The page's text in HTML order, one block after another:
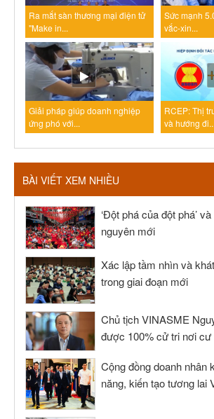
Ra mắt sàn thương mại điện tử
"Make in...
Sức mạnh
vắc-xin...
Giải pháp giúp doanh nghiệp
ứng phó với...
RCEP: Thị
và hướng đi...
BÀI VIẾT XEM NHIỀU
‘Đột phá của đột phá’
nguyên mới
Xác lập tầm nhìn và
trong giai đoạn mới
Chủ tịch VINASME
được 100% cử tri nơi cư
Cộng đồng doanh nhân
năng, kiến tạo tương lai